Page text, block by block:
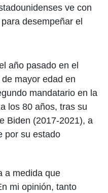
ve con
desempeñar el
año pasado en el
mayor edad en
mandatario en la
los 80 años, tras su
Biden (2017-2021), a
por su estado
a medida que
mi opinión, tanto